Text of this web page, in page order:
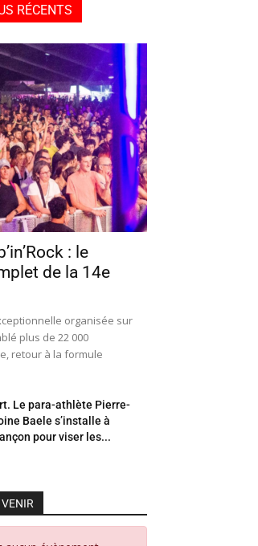
RÉCENTS
: le
de la 14e
organisée sur
plus de 22 000
retour à la formule
Le para-athlète Pierre-
Baele s’installe à
pour viser les...